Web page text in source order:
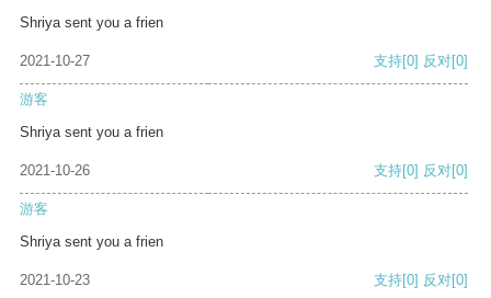
Shriya sent you a frien
2021-10-27 支持[0] 反对[0]
游客
Shriya sent you a frien
2021-10-26 支持[0] 反对[0]
游客
Shriya sent you a frien
2021-10-23 支持[0] 反对[0]